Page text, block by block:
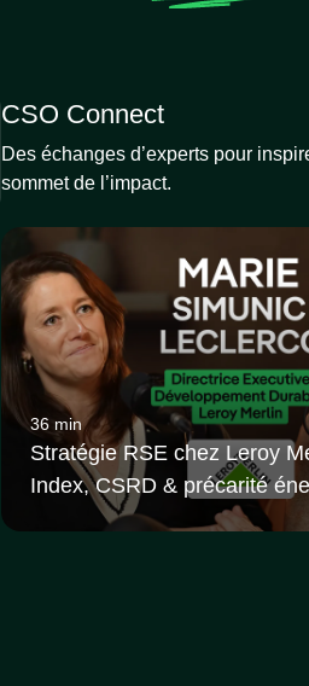
CSO Connect
Des échanges d’experts pour
sommet de l’impact.
36 min
Stratégie RSE chez Leroy
Index, CSRD & précarité